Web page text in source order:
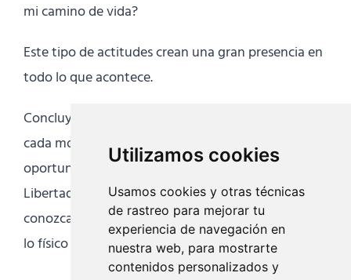
Utilizamos cookies
Usamos cookies y otras técnicas
de rastreo para mejorar tu
experiencia de navegación en
nuestra web, para mostrarte
contenidos personalizados y
mi camino de vida?
Este tipo de actitudes crean una gran presencia en
todo lo que acontece.
Concluyendo, estas ideas me llevan a entender que
cada momento de nuestra vida es una
oportunidad para experimentar la Suprema
Libertad, siempre y cuando realmente nos
conozcamos en todas nuestras dimensiones, desde
lo físico hasta lo más sutil.